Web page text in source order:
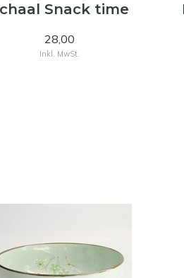
Snack time
28,00
Inkl. MwSt.